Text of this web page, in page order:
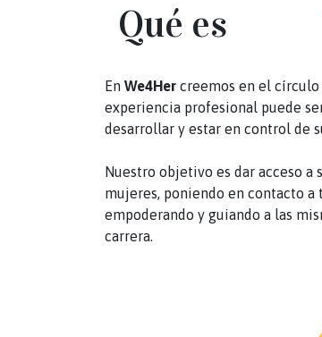
Qué es
En We4Her creemos en el
experiencia profesional puede
desarrollar y estar en control de
Nuestro objetivo es dar acceso
mujeres, poniendo en contacto a
empoderando y guiando a las
carrera.